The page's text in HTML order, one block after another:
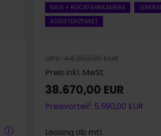
NAVI + RÜCKFAHRKAMERA
ASSISTENZPAKET
UPE: 44.260,00 EUR
Preis inkl. MwSt.
38.670,00 EUR
Preisvorteil1: 5.590,00 EUR
Leasing ab mtl.